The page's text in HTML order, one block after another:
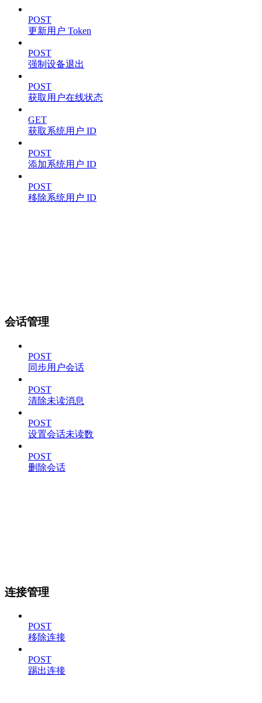
POST
更新用户 Token
POST
强制设备退出
POST
获取用户在线状态
GET
获取系统用户 ID
POST
添加系统用户 ID
POST
移除系统用户 ID
会话管理
POST
同步用户会话
POST
清除未读消息
POST
设置会话未读数
POST
删除会话
连接管理
POST
移除连接
POST
踢出连接